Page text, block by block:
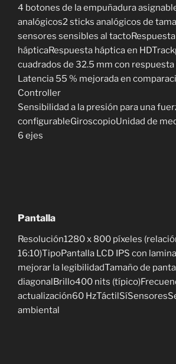
4 botones de la empuñadura
analógicos2 sticks analógicos de
sensores sensibles al tactoRespuesta
hápticaRespuesta háptica en
cuadrados de 32.5 mm con
Latencia 55 % mejorada en
Controller
Sensibilidad a la presión para una
configurableGiroscopioUnidad de
6 ejes
Pantalla
Resolución1280 x 800 píxeles
16:10)TipoPantalla LCD IPS con
mejorar la legibilidadTamaño de
diagonalBrillo400 nits
actualización60
ambiental